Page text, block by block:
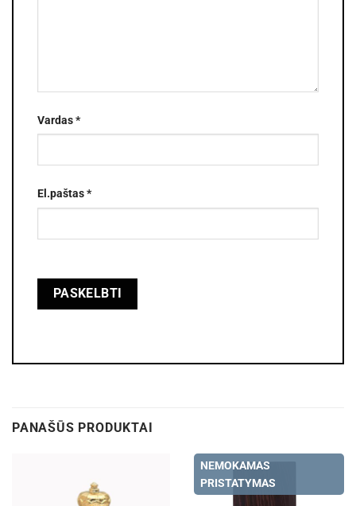
Vardas*
El.paštas*
PANAŠŪS PRODUKTAI
NEMOKAMAS
PRISTATYMAS